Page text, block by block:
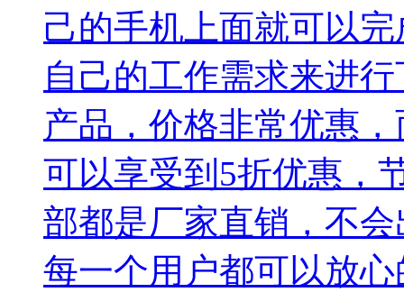
己的手机上面就可以
自己的工作需求来进
产品，价格非常优惠
可以享受到5折优惠，
部都是厂家直销，不
每一个用户都可以放